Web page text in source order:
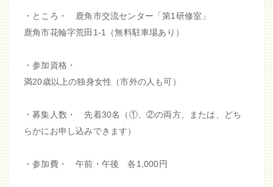
・ところ・ 鹿角市交流センター「第1研修室」
鹿角市花輪字荒田1-1（無料駐車場あり）
・参加資格・
満20歳以上の独身女性（市外の人も可）
・募集人数・ 先着30名（①、②の両方、または、どち
らかにお申し込みできます）
・参加費・ 午前・午後 各1,000円